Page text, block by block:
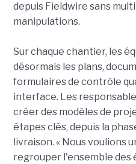
depuis Fieldwire sans
manipulations.
Sur chaque chantier, les
désormais les plans,
formulaires de contrôle
interface. Les
créer des modèles de
étapes clés, depuis la
livraison. « Nous voulions
regrouper l'ensemble des